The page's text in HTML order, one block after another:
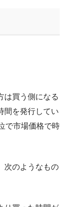
は買う側になる
間を発行してい
で市場価格で時
次のようなもの